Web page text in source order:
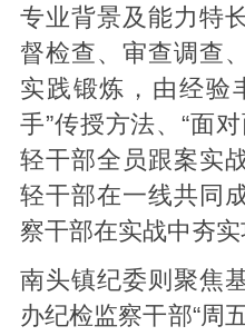
专业背景及能力特
督检查、审查调查
实践锻炼，由经验
手”传授方法、“面
轻干部全员跟案实
轻干部在一线共同
察干部在实战中夯实
南头镇纪委则聚焦
办纪检监察干部“周